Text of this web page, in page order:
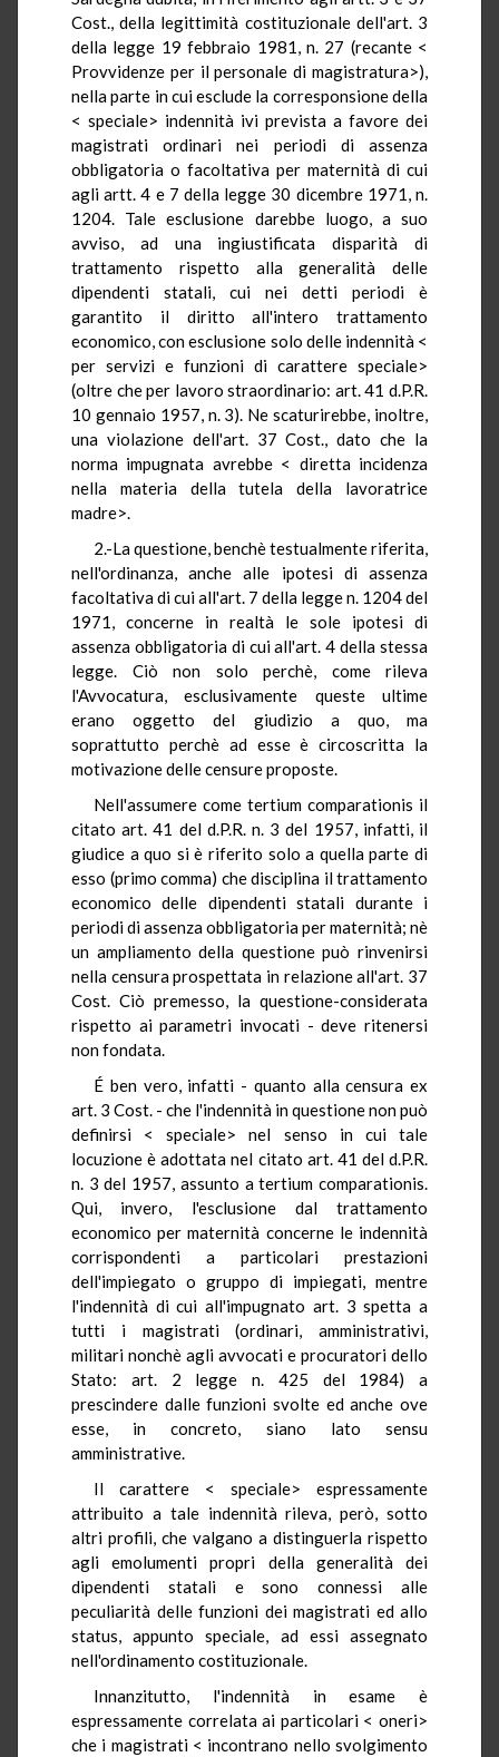
Cost., della legittimità costituzionale dell'art. 3
della legge 19 febbraio 1981, n. 27 (recante <
Provvidenze per il personale di magistratura>),
nella parte in cui esclude la corresponsione della
< speciale> indennità ivi prevista a favore dei
magistrati ordinari nei periodi di assenza
obbligatoria o facoltativa per maternità di cui
agli artt. 4 e 7 della legge 30 dicembre 1971, n.
1204. Tale esclusione darebbe luogo, a suo
avviso, ad una ingiustificata disparità di
trattamento rispetto alla generalità delle
dipendenti statali, cui nei detti periodi è
garantito il diritto all'intero trattamento
economico, con esclusione solo delle indennità <
per servizi e funzioni di carattere speciale>
(oltre che per lavoro straordinario: art. 41 d.P.R.
10 gennaio 1957, n. 3). Ne scaturirebbe, inoltre,
una violazione dell'art. 37 Cost., dato che la
norma impugnata avrebbe < diretta incidenza
nella materia della tutela della lavoratrice
madre>.
2.-La questione, benchè testualmente riferita,
nell'ordinanza, anche alle ipotesi di assenza
facoltativa di cui all'art. 7 della legge n. 1204 del
1971, concerne in realtà le sole ipotesi di
assenza obbligatoria di cui all'art. 4 della stessa
legge. Ciò non solo perchè, come rileva
l'Avvocatura, esclusivamente queste ultime
erano oggetto del giudizio a quo, ma
soprattutto perchè ad esse è circoscritta la
motivazione delle censure proposte.
Nell'assumere come tertium comparationis il
citato art. 41 del d.P.R. n. 3 del 1957, infatti, il
giudice a quo si è riferito solo a quella parte di
esso (primo comma) che disciplina il trattamento
economico delle dipendenti statali durante i
periodi di assenza obbligatoria per maternità; nè
un ampliamento della questione può rinvenirsi
nella censura prospettata in relazione all'art. 37
Cost. Ciò premesso, la questione-considerata
rispetto ai parametri invocati - deve ritenersi
non fondata.
É ben vero, infatti - quanto alla censura ex
art. 3 Cost. - che l'indennità in questione non può
definirsi < speciale> nel senso in cui tale
locuzione è adottata nel citato art. 41 del d.P.R.
n. 3 del 1957, assunto a tertium comparationis.
Qui, invero, l'esclusione dal trattamento
economico per maternità concerne le indennità
corrispondenti a particolari prestazioni
dell'impiegato o gruppo di impiegati, mentre
l'indennità di cui all'impugnato art. 3 spetta a
tutti i magistrati (ordinari, amministrativi,
militari nonchè agli avvocati e procuratori dello
Stato: art. 2 legge n. 425 del 1984) a
prescindere dalle funzioni svolte ed anche ove
esse, in concreto, siano lato sensu
amministrative.
Il carattere < speciale> espressamente
attribuito a tale indennità rileva, però, sotto
altri profili, che valgano a distinguerla rispetto
agli emolumenti propri della generalità dei
dipendenti statali e sono connessi alle
peculiarità delle funzioni dei magistrati ed allo
status, appunto speciale, ad essi assegnato
nell'ordinamento costituzionale.
Innanzitutto, l'indennità in esame è
espressamente correlata ai particolari < oneri>
che i magistrati < incontrano nello svolgimento